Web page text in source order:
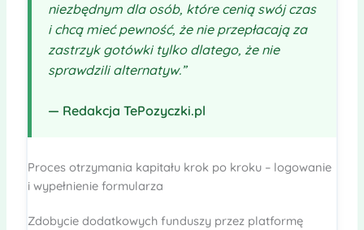
niezbędnym dla osób, które cenią swój czas
i chcą mieć pewność, że nie przepłacają za
zastrzyk gotówkitylko dlatego, że nie
sprawdzili alternatyw.”
— Redakcja TePozyczki.pl
Proces otrzymania kapitału krok po kroku – logowanie
i wypełnienie formularza
Zdobycie dodatkowych funduszy przez platformę